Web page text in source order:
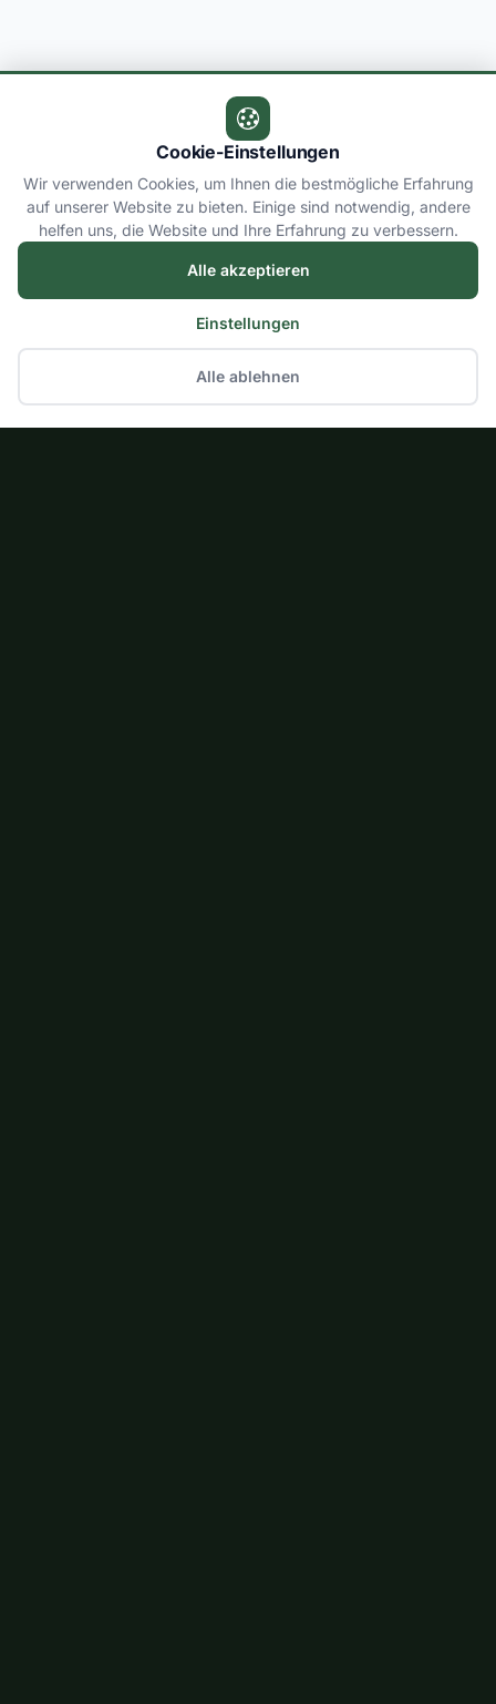
Cookie-Einstellungen
Wir verwenden Cookies, um Ihnen die bestmögliche Erfahrung
auf unserer Website zu bieten. Einige sind notwendig, andere
helfen uns, die Website und Ihre Erfahrung zu verbessern.
Alle akzeptieren
Einstellungen
Alle ablehnen